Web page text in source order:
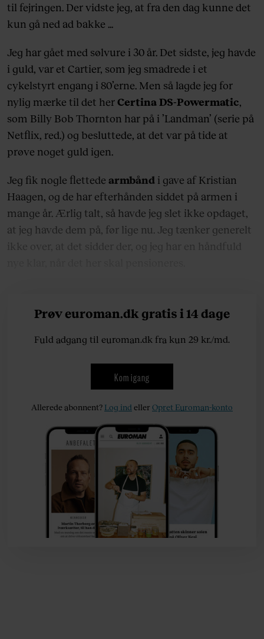
til fejringen. Der vidste jeg, at fra den dag kunne det
kun gå ned ad bakke ...
Jeg har gået med sølvure i 30 år. Det sidste, jeg havde
i guld, var et Cartier, som jeg smadrede i et
cykelstyrt engang i 80’erne. Men så lagde jeg for
nylig mærke til det herCertina DS-Powermatic,
som Billy Bob Thornton har på i ’Landman’ (serie på
Netflix, red.) og besluttede, at det var på tide at
prøve noget guld igen.
Jeg fik nogle flettede armbånd i gave af Kristian
Haagen, og de har efterhånden siddet på armen i
mange år. Ærlig talt, så havde jeg slet ikke opdaget,
at jeg havde dem på, før lige nu. Jeg tænker generelt
ikke over, at det sidder der, og jeg har en håndfuld
Prøv euroman.dk gratis i 14 dage
Fuld adgang til euroman.dk fra kun 29 kr./md.
Kom igang
Allerede abonnent? Log ind ellerOpret Euroman-konto